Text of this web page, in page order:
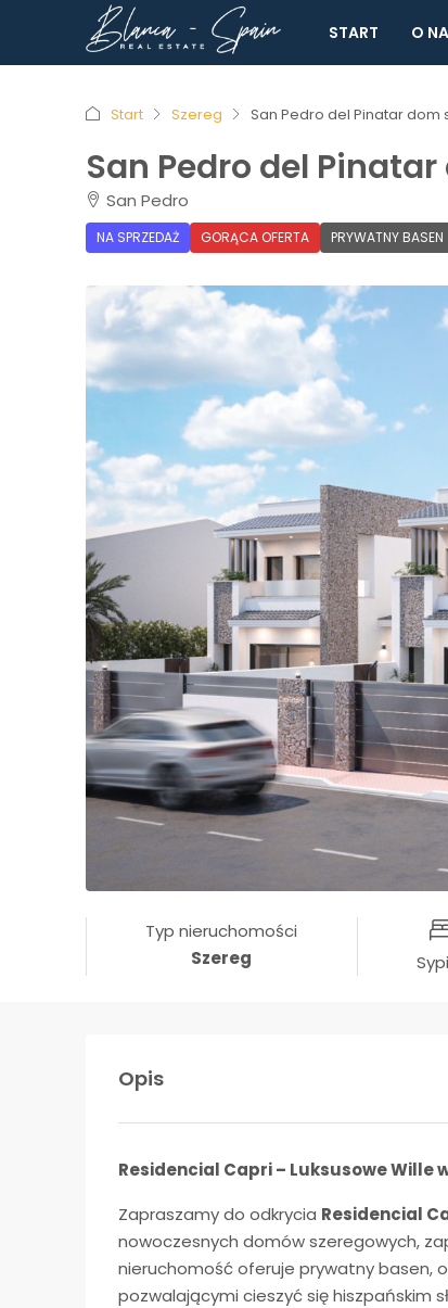
START O
Start Szereg San Pedro del Pinatar dom
San Pedro del
San Pedro
NA SPRZEDAŻ GORĄCA OFERTA PRYWATNY BASEN
Typ nieruchomości
Szereg
Opis
Residencial Capri – Luksusowe Wille
Zapraszamy do odkrycia Residencial
nowoczesnych domów szeregowych,
nieruchomość oferuje prywatny basen,
pozwalającymi cieszyć się hiszpańskim